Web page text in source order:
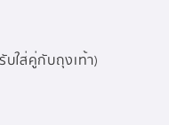
บใส่คู่กับถุงเท้า)